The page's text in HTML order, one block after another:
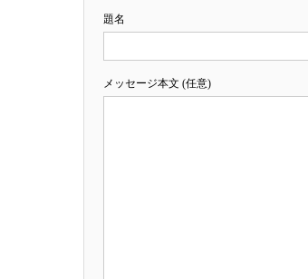
題名
メッセージ本文 (任意)